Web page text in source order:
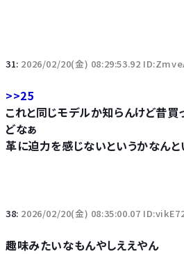
31: 2026/02/20(金) 08:29:53.92
>>25
これと同じモデルか知らんけど昔買
どなぁ
革に迫力を感じないというかなんと
38: 2026/02/20(金) 08:35:00.07
趣味みたいなもんやしええやん